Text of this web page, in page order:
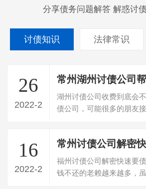
分享债务问题解答 解惑讨
讨债知识 法律常识
26
2022-2
湖州讨债公司收费到底会
债公司，可能很多的朋友
16
2022-2
常州讨债公司解密
福州讨债公司解密快速要
钱不还的老赖越来越多，